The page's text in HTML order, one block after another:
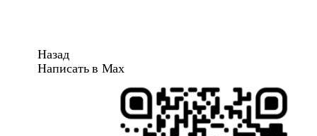
Назад
Написать в Max